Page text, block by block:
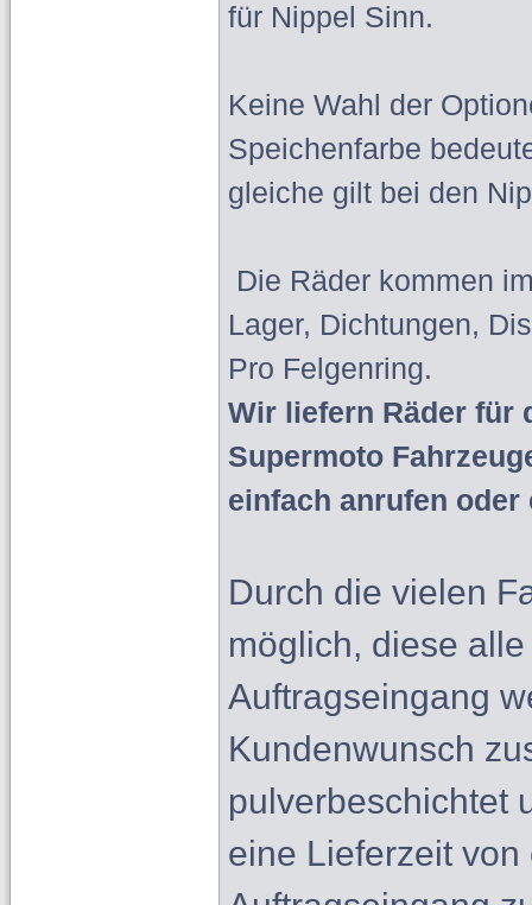
für Nippel Sinn.
Keine Wahl der
Speichenfarbe
gleiche gilt bei den
Die Räder kommen
Lager, Dichtungen,
Pro Felgenring.
Wir liefern Räder für
Supermoto
einfach anrufen oder
Durch die vielen
möglich, diese
Auftragseingang
Kundenwunsch
pulverbeschichtet
eine Lieferzeit